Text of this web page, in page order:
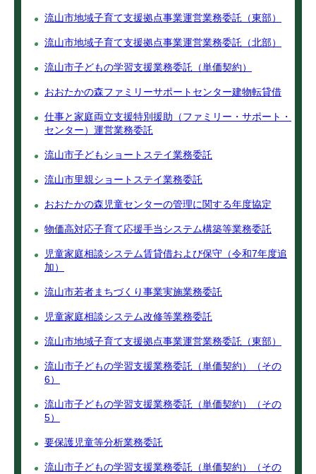
流山市地域子育て支援拠点事業運営業務委託（東部）
流山市地域子育て支援拠点事業運営業務委託（北部）
流山市子どもの学習支援業務委託（単価契約）
おおたかの森ファミリーサポートセンター建物転貸借
仕事と家庭両立支援特別援助（ファミリー・サポート・
センター）運営業務委託
流山市子どもショートステイ業務委託
流山市里親ショートステイ業務委託
おおたかの森児童センターの管理に関する年度協定
物価高対応子育て応援手当システム構築等業務委託
児童家庭相談システム賃貸借および保守（令和7年度追
加）
流山市若者まちづくり事業実施業務委託
児童家庭相談システム改修等業務委託
流山市地域子育て支援拠点事業運営業務委託（東部）
流山市子どもの学習支援業務委託（単価契約）（その
6）
流山市子どもの学習支援業務委託（単価契約）（その
5）
要保護児童等分析業務委託
流山市子どもの学習支援業務委託（単価契約）（その